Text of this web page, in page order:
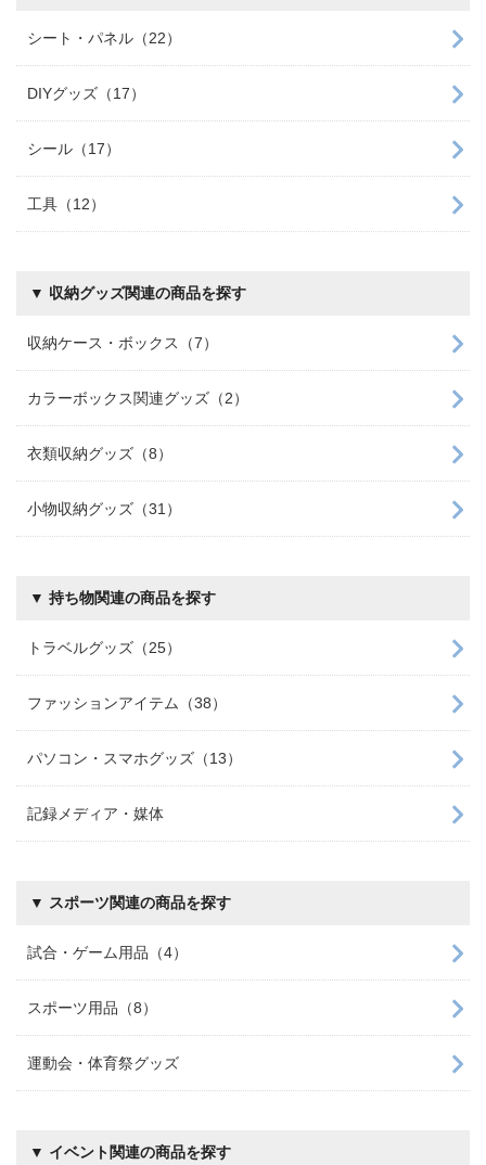
シート・パネル（22）
DIYグッズ（17）
シール（17）
工具（12）
▼ 収納グッズ関連の商品を探す
収納ケース・ボックス（7）
カラーボックス関連グッズ（2）
衣類収納グッズ（8）
小物収納グッズ（31）
▼ 持ち物関連の商品を探す
トラベルグッズ（25）
ファッションアイテム（38）
パソコン・スマホグッズ（13）
記録メディア・媒体
▼ スポーツ関連の商品を探す
試合・ゲーム用品（4）
スポーツ用品（8）
運動会・体育祭グッズ
▼ イベント関連の商品を探す